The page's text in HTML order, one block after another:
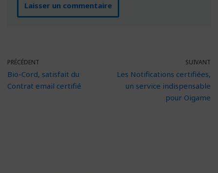
PRÉCÉDENT
Bio-Cord, satisfait du
Contrat email certifié
SUIVANT
Les Notifications certifiées,
un service indispensable
pour Oigame